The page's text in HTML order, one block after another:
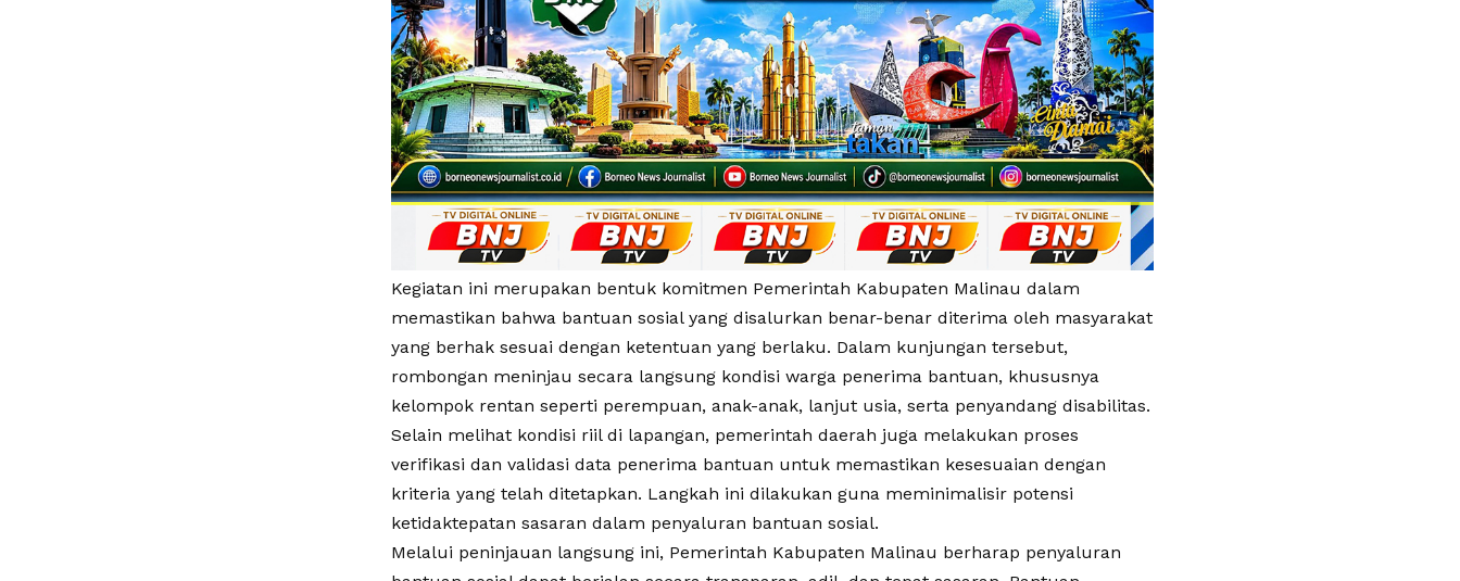
Kegiatan ini merupakan bentuk komitmen Pemerintah Kabupaten Malinau dalam
memastikan bahwa bantuan sosial yang disalurkan benar-benar diterima oleh masyarakat
yang berhak sesuai dengan ketentuan yang berlaku. Dalam kunjungan tersebut,
rombongan meninjau secara langsung kondisi warga penerima bantuan, khususnya
kelompok rentan seperti perempuan, anak-anak, lanjut usia, serta penyandang disabilitas.
Selain melihat kondisi riil di lapangan, pemerintah daerah juga melakukan proses
verifikasi dan validasi data penerima bantuan untuk memastikan kesesuaian dengan
kriteria yang telah ditetapkan. Langkah ini dilakukan guna meminimalisir potensi
ketidaktepatan sasaran dalam penyaluran bantuan sosial.
Melalui peninjauan langsung ini, Pemerintah Kabupaten Malinau berharap penyaluran